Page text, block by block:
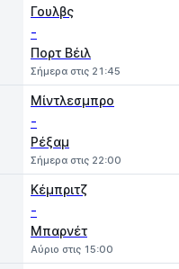
Γουλβς
-
Πορτ Βέιλ
Σήμερα στις 21:45
Μίντλεσμπρο
-
Ρέξαμ
Σήμερα στις 22:00
Κέμπριτζ
-
Μπαρνέτ
Αύριο στις 15:00